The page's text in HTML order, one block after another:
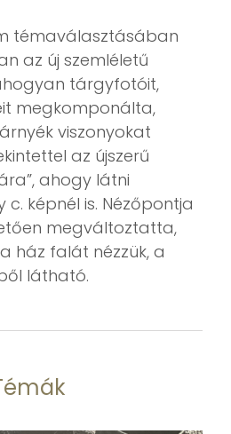
témaválasztásában
az új szemléletű
tárgyfotóit,
megkomponálta,
viszonyokat
az újszerű
ahogy látni
képnél is. Nézőpontja
megváltoztatta,
ház falát nézzük, a
látható.